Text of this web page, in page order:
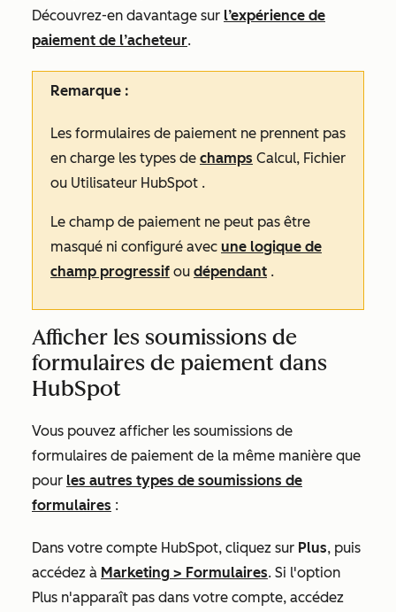
Découvrez-en davantage sur l’expérience de
paiement de l’acheteur.
Remarque :
Les formulaires de paiement ne prennent pas
en charge les types de champs Calcul, Fichier
ou Utilisateur HubSpot .
Le champ de paiement ne peut pas être
masqué ni configuré avec une logique de
champ progressif ou dépendant .
Afficher les soumissions de
formulaires de paiement dans
HubSpot
Vous pouvez afficher les soumissions de
formulaires de paiement de la même manière que
pour les autres types de soumissions de
formulaires :
Dans votre compte HubSpot, cliquez sur Plus, puis
accédez à Marketing > Formulaires. Si l'option
Plus n'apparaît pas dans votre compte, accédez